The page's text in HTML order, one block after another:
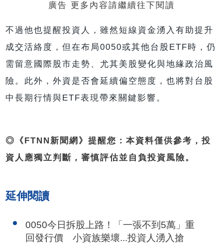
廣告 更多內容請繼續往下閱讀
不過他也提醒投資人，雖然短線資金湧入有助提升
成交活絡度，但在布局0050或其他台股ETF時，仍
需留意國際股市走勢、尤其美股變化與地緣政治風
險。此外，外資是否會延續偏空態度，也將對台股
中長期行情與ETF表現帶來關鍵影響。
◎《FTNN新聞網》提醒您：本資料僅供參考，投
資人應獨立判斷，審慎評估並自負投資風險。
延伸閱讀
0050今日拆股上路！「一張不到5萬」重
回發行價 小資族樂壞...投資人湧入搶